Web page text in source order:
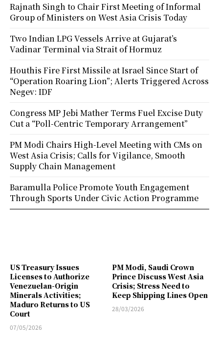
US Treasury Issues
Licenses to Authorize
Venezuelan-Origin
Minerals Activities;
Maduro Returns to US
Court
07/05/2026
PM Modi, Saudi Crown
Prince Discuss West Asia
Crisis; Stress Need to
Keep Shipping Lines Open
28/03/2026
Rajnath Singh to Chair First Meeting of Informal
Group of Ministers on West Asia Crisis Today
Two Indian LPG Vessels Arrive at Gujarat’s
Vadinar Terminal via Strait of Hormuz
Houthis Fire First Missile at Israel Since Start of
“Operation Roaring Lion”; Alerts Triggered Across
Negev: IDF
Congress MP Jebi Mather Terms Fuel Excise Duty
Cut a “Poll-Centric Temporary Arrangement”
PM Modi Chairs High-Level Meeting with CMs on
West Asia Crisis; Calls for Vigilance, Smooth
Supply Chain Management
Baramulla Police Promote Youth Engagement
Through Sports Under Civic Action Programme